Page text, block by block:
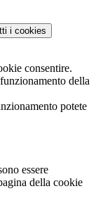
i cookies
consentire.
della
potete
essere
della cookie